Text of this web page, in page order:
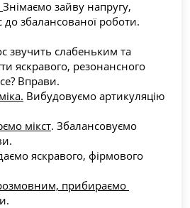
Знімаємо зайву напругу,
до збалансованої роботи.
звучить слабеньким та
яскравого, резонансного
Вправи.
Вибудовуємо артикуляцію
мікст. Збалансовуємо
яскравого, фірмового
прибираємо